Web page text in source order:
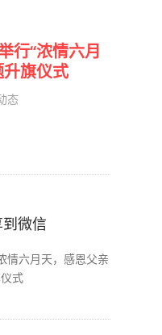
行“浓情六月
旗仪式
态
微信